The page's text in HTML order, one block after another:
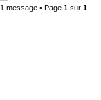
1 message • Page 1 sur 1